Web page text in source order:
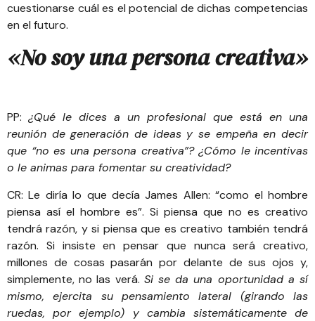
cuestionarse cuál es el potencial de dichas competencias
en el futuro.
«No soy una persona creativa»
PP: ¿Qué le dices a un profesional que está en una
reunión de generación de ideas y se empeña en decir
que “no es una persona creativa”? ¿Cómo le incentivas
o le animas para fomentar su creatividad?
CR: Le diría lo que decía James Allen: “como el hombre
piensa así el hombre es”. Si piensa que no es creativo
tendrá razón, y si piensa que es creativo también tendrá
razón. Si insiste en pensar que nunca será creativo,
millones de cosas pasarán por delante de sus ojos y,
simplemente, no las verá. Si se da una oportunidad a sí
mismo, ejercita su pensamiento lateral (girando las
ruedas, por ejemplo) y cambia sistemáticamente de